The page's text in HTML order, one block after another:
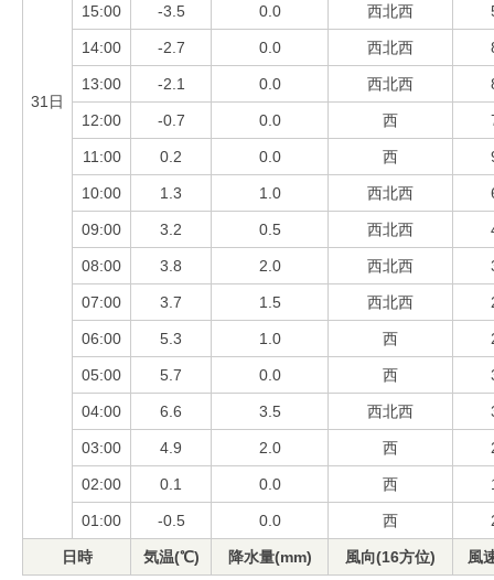
31日
15:00 -3.5 0.0 西北西
14:00 -2.7 0.0 西北西
13:00 -2.1 0.0 西北西
12:00 -0.7 0.0 西
11:00 0.2 0.0 西
10:00 1.3 1.0 西北西
09:00 3.2 0.5 西北西
08:00 3.8 2.0 西北西
07:00 3.7 1.5 西北西
06:00 5.3 1.0 西
05:00 5.7 0.0 西
04:00 6.6 3.5 西北西
03:00 4.9 2.0 西
02:00 0.1 0.0 西
01:00 -0.5 0.0 西
日時 気温(℃) 降水量(mm) 風向(16方位) 風